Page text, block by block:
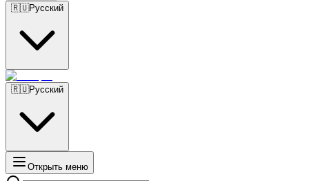
🇷🇺Русский
🇷🇺Русский
Открыть меню